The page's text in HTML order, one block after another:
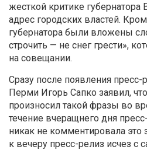
жесткой критике губернатора
адрес городских властей.
губернатора были вложены
строчить — не снег грести»,
на совещании.
Сразу после появления пресс-
Перми Игорь Сапко заявил,
произносил такой фразы во
течение вчеращнего дня
никак не комментировала это
к вечеру пресс-релиз исчез с